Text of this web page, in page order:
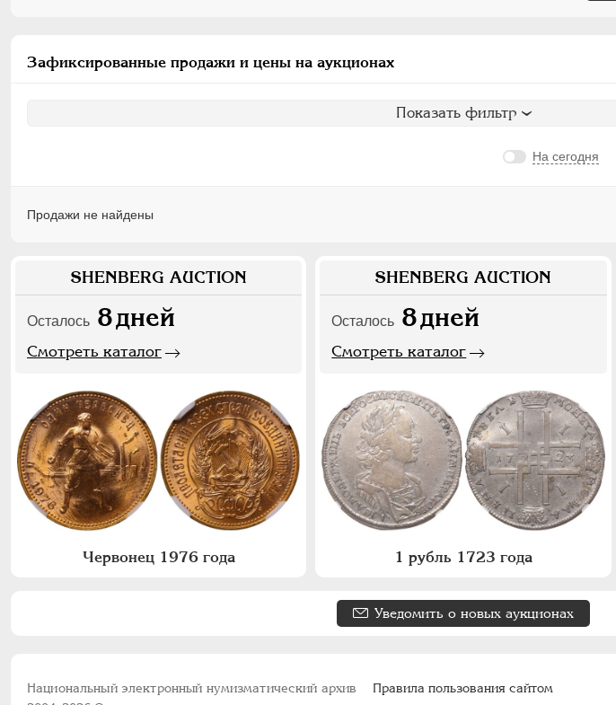
Зафиксированные продажи и цены на аукционах
Показать фильтр
На сегодня
Продажи не найдены
SHENBERG AUCTION
Осталось 8дней
Смотреть каталог
Червонец 1976 года
SHENBERG AUCTION
Осталось 8дней
Смотреть каталог
1 рубль 1723 года
Уведомить о новых аукционах
Национальный электронный нумизматический архив
Правила пользования сайтом